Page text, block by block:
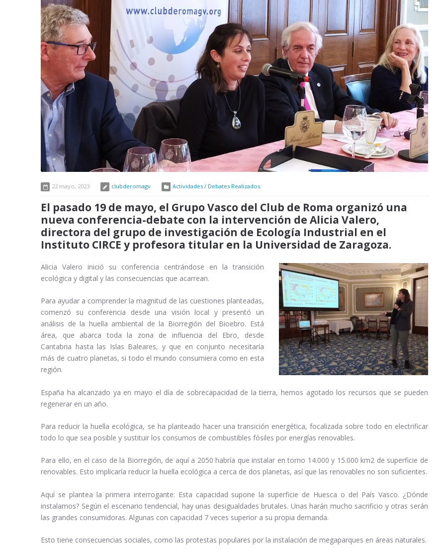
22 mayo, 2023 clubderomagv Actividades / Debates Realizados
El pasado 19 de mayo, el Grupo Vasco del Club de Roma organizó una
nueva conferencia-debate con la intervención de Alicia Valero,
directora del grupo de investigación de Ecología Industrial en el
Instituto CIRCE y profesora titular en la Universidad de Zaragoza.
Alicia Valero inició su conferencia centrándose en la transición
ecológica y digital y las consecuencias que acarrean.
Para ayudar a comprender la magnitud de las cuestiones planteadas,
comenzó su conferencia desde una visión local y presentó un
análisis de la huella ambiental de la Biorregión del Bioebro. Está
área, que abarca toda la zona de influencia del Ebro, desde
Cantabria hasta las Islas Baleares, y que en conjunto necesitaría
más de cuatro planetas, si todo el mundo consumiera como en esta
región.
España ha alcanzado ya en mayo el día de sobrecapacidad de la tierra, hemos agotado los recursos que se pueden
regenerar en un año.
Para reducir la huella ecológica, se ha planteado hacer una transición energética, focalizada sobre todo en electrificar
todo lo que sea posible y sustituir los consumos de combustibles fósiles por energías renovables.
Para ello, en el caso de la Biorregión, de aquí a 2050 habría que instalar en torno 14.000 y 15.000 km2 de superficie de
renovables. Esto implicaría reducir la huella ecológica a cerca de dos planetas, así que las renovables no son suficientes.
Aquí se plantea la primera interrogante: Esta capacidad supone la superficie de Huesca o del País Vasco. ¿Dónde
instalamos? Según el escenario tendencial, hay unas desigualdades brutales. Unas harán mucho sacrificio y otras serán
las grandes consumidoras. Algunas con capacidad 7 veces superior a su propia demanda.
Esto tiene consecuencias sociales, como las protestas populares por la instalación de megaparques en áreas naturales.